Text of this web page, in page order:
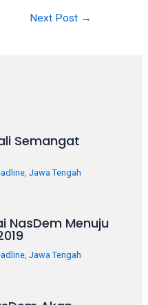
Next Post →
Semangat
,Jawa Tengah
NasDem Menuju
,Jawa Tengah